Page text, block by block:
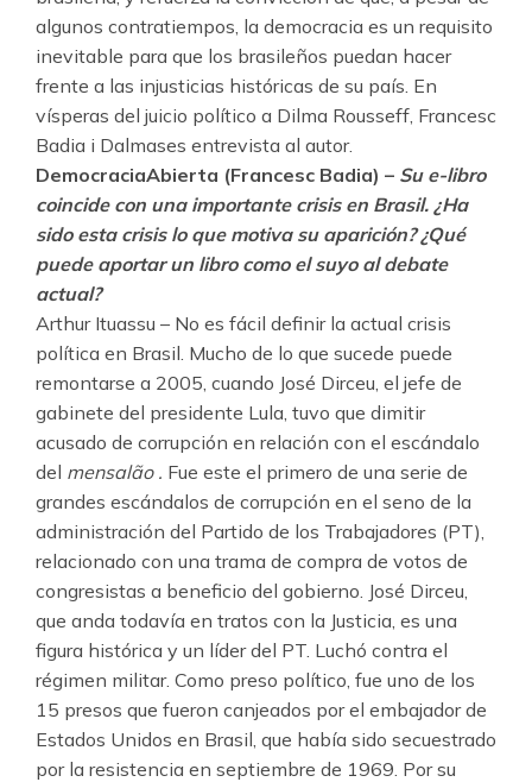
algunos contratiempos, la democracia es un requisito
inevitable para que los brasileños puedan hacer
frente a las injusticias históricas de su país. En
vísperas del juicio político a Dilma Rousseff, Francesc
Badia i Dalmases entrevista al autor.
DemocraciaAbierta (Francesc Badia) – Su e-libro
coincide con una importante crisis en Brasil. ¿Ha
sido esta crisis lo que motiva su aparición? ¿Qué
puede aportar un libro como el suyo al debate
actual?
Arthur Ituassu – No es fácil definir la actual crisis
política en Brasil. Mucho de lo que sucede puede
remontarse a 2005, cuando José Dirceu, el jefe de
gabinete del presidente Lula, tuvo que dimitir
acusado de corrupción en relación con el escándalo
del mensalão . Fue este el primero de una serie de
grandes escándalos de corrupción en el seno de la
administración del Partido de los Trabajadores (PT),
relacionado con una trama de compra de votos de
congresistas a beneficio del gobierno. José Dirceu,
que anda todavía en tratos con la Justicia, es una
figura histórica y un líder del PT. Luchó contra el
régimen militar. Como preso político, fue uno de los
15 presos que fueron canjeados por el embajador de
Estados Unidos en Brasil, que había sido secuestrado
por la resistencia en septiembre de 1969. Por su